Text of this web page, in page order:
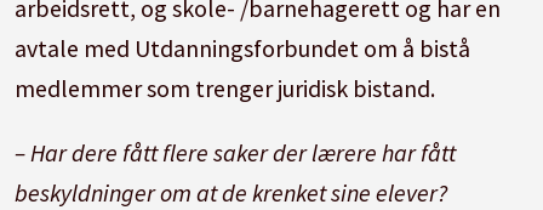
arbeidsrett, og skole- /barnehagerett og har en
avtale med Utdanningsforbundet om å bistå
medlemmer som trenger juridisk bistand.
– Har dere fått flere saker der lærere har fått
beskyldninger om at de krenket sine elever?